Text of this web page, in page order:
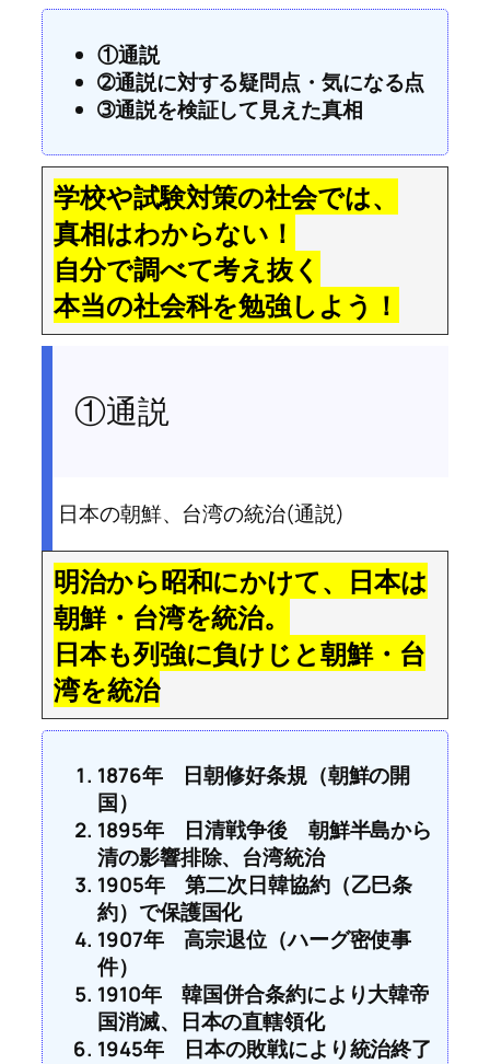
①通説
➁通説に対する疑問点・気になる点
➂通説を検証して見えた真相
学校や試験対策の社会では、
真相はわからない！
自分で調べて考え抜く
本当の社会科を勉強しよう！
①通説
日本の朝鮮、台湾の統治(通説)
明治から昭和にかけて、日本は
朝鮮・台湾を統治。
日本も列強に負けじと朝鮮・台
湾を統治
1876年 日朝修好条規（朝鮮の開
国）
1895年 日清戦争後 朝鮮半島から
清の影響排除、台湾統治
1905年 第二次日韓協約（乙巳条
約）で保護国化
1907年 高宗退位（ハーグ密使事
件）
1910年 韓国併合条約により大韓帝
国消滅、日本の直轄領化
1945年 日本の敗戦により統治終了